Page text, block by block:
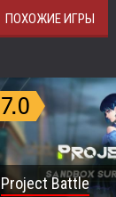
ПОХОЖИЕ ИГРЫ
Project Battle